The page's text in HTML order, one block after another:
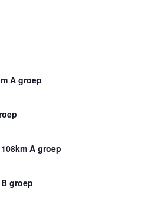
A groep
A groep
groep